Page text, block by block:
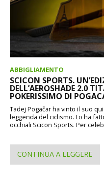
ABBIGLIAMENTO
SCICON SPORTS.
DELL’AEROSHADE 2.0
POKERISSIMO DI
Tadej Pogačar ha vinto il suo
leggenda del ciclismo. Lo ha
occhiali Scicon Sports. Per
CONTINUA A LEGGERE